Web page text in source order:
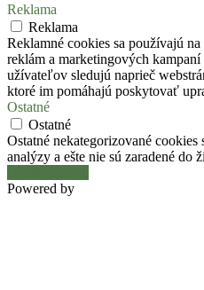
Reklama
Reklama
Reklamné cookies sa používajú
reklám a marketingových
užívateľov sledujú naprieč
ktoré im pomáhajú poskytovať
Ostatné
Ostatné
Ostatné nekategorizované
analýzy a ešte nie sú zaradené do
Powered by